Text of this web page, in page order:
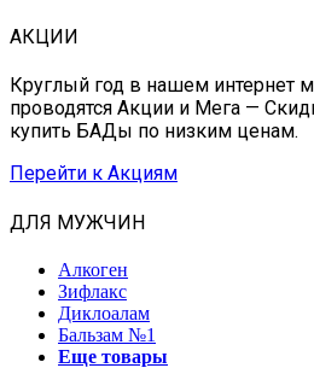
АКЦИИ
Круглый год в нашем интернет
проводятся Акции и Мега —
купить БАДы по низким ценам.
Перейти к Акциям
ДЛЯ МУЖЧИН
Алкоген
Зифлакс
Диклоалам
Бальзам №1
Еще товары